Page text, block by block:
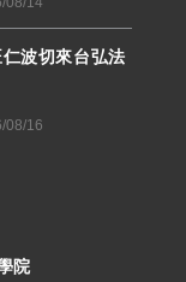
波切來台弘法
08/16
院